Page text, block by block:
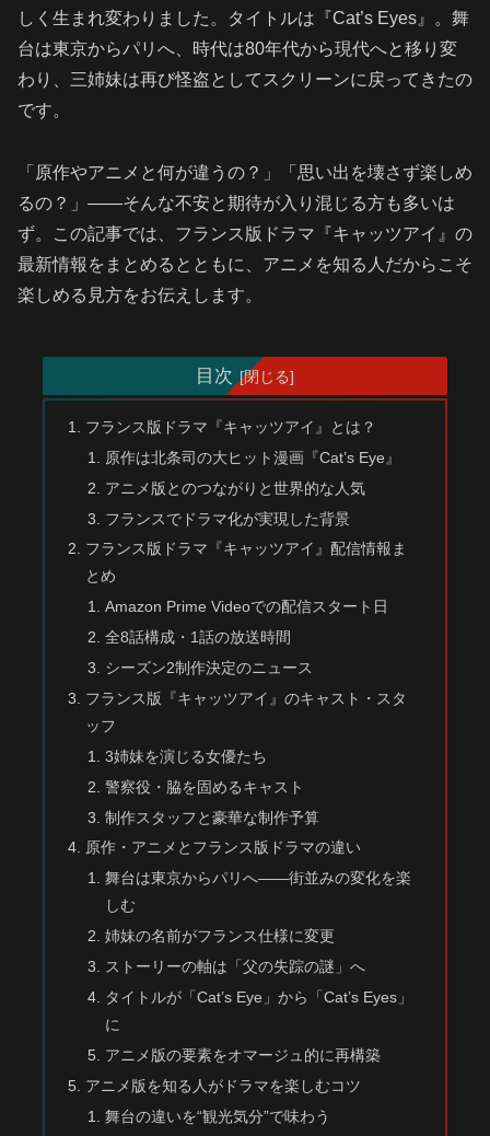
しく生まれ変わりました。タイトルは『Cat’s Eyes』。舞
台は東京からパリへ、時代は80年代から現代へと移り変
わり、三姉妹は再び怪盗としてスクリーンに戻ってきたの
です。
「原作やアニメと何が違うの？」「思い出を壊さず楽しめ
るの？」――そんな不安と期待が入り混じる方も多いは
ず。この記事では、フランス版ドラマ『キャッツアイ』の
最新情報をまとめるとともに、アニメを知る人だからこそ
楽しめる見方をお伝えします。
目次
フランス版ドラマ『キャッツアイ』とは？
原作は北条司の大ヒット漫画『Cat’s Eye』
アニメ版とのつながりと世界的な人気
フランスでドラマ化が実現した背景
フランス版ドラマ『キャッツアイ』配信情報ま
とめ
Amazon Prime Videoでの配信スタート日
全8話構成・1話の放送時間
シーズン2制作決定のニュース
フランス版『キャッツアイ』のキャスト・スタ
ッフ
3姉妹を演じる女優たち
警察役・脇を固めるキャスト
制作スタッフと豪華な制作予算
原作・アニメとフランス版ドラマの違い
舞台は東京からパリへ――街並みの変化を楽
しむ
姉妹の名前がフランス仕様に変更
ストーリーの軸は「父の失踪の謎」へ
タイトルが「Cat’s Eye」から「Cat’s Eyes」
に
アニメ版の要素をオマージュ的に再構築
アニメ版を知る人がドラマを楽しむコツ
舞台の違いを“観光気分”で味わう